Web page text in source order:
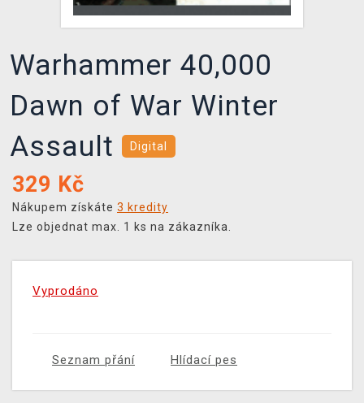
Warhammer 40,000
Dawn of War Winter
Assault
Digital
329 Kč
Nákupem získáte 3 kredity
Lze objednat max. 1 ks na zákazníka.
Vyprodáno
Seznam přání Hlídací pes